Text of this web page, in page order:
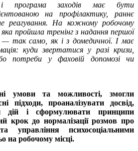
програма заходів має бути
на профілактику, раннє
реагування. На кожному робочому
пройшла тренінг з надання першої
— так само, як і з домедичної. І має
куди звертатися у разі кризи,
потреби у фаховій допомозі чи
умови та можливості, змогли
підходи, проаналізувати досвід,
дій і сформулювати принципи
крок до нормалізації розмов про
управління психосоціальними
на робочому місці.